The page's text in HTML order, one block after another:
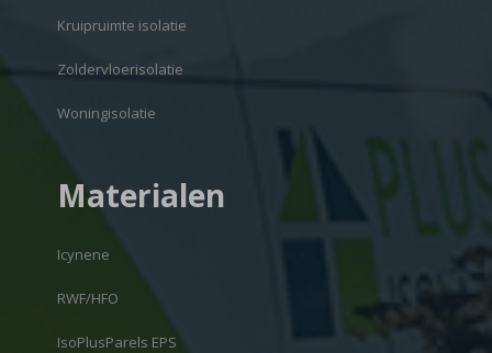
Kruipruimte isolatie
Zoldervloerisolatie
Woningisolatie
Materialen
Icynene
RWF/HFO
IsoPlusParels EPS